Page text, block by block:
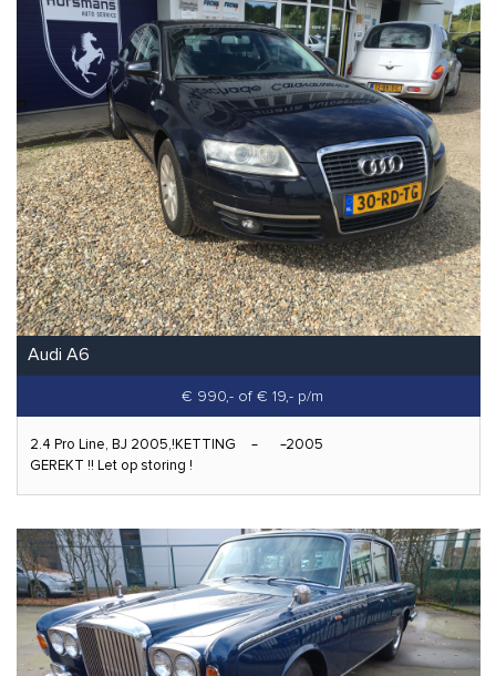
Audi A6
€ 990,- of € 19,- p/m
2.4 Pro Line, BJ 2005,!KETTING
GEREKT !! Let op storing !
2005